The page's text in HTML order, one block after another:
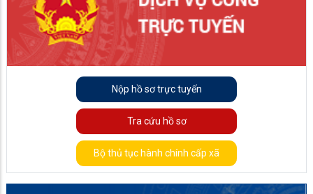
Nộp hồ sơ trực tuyến
Tra cứu hồ sơ
Bộ thủ tục hành chính cấp xã